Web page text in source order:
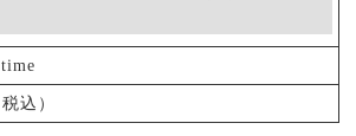
込）